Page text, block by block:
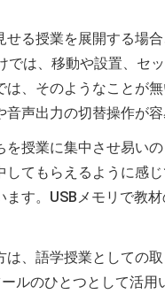
せる授業を展開する場
では、移動や設置、セ
は、そのようなことが
声出力の切替操作が
授業に集中させ易い
てもらえるように感
す。USBメモリで教
は、語学授業としての
ルのひとつとして活用